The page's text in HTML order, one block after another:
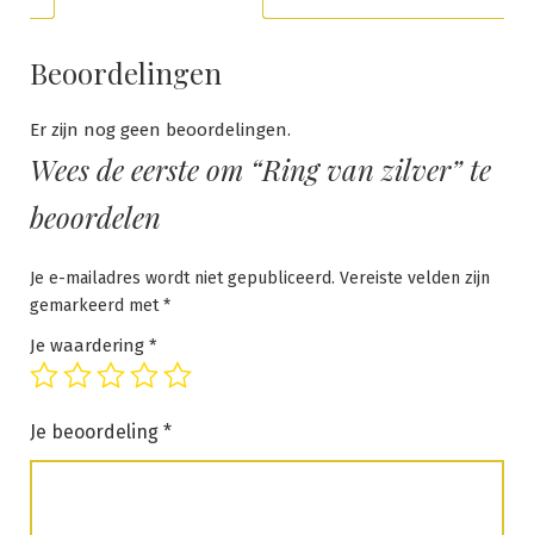
Beoordelingen
Er zijn nog geen beoordelingen.
Wees de eerste om “Ring van zilver” te
beoordelen
Je e-mailadres wordt niet gepubliceerd. Vereiste velden zijn
gemarkeerd met*
Je waardering *
Je beoordeling *